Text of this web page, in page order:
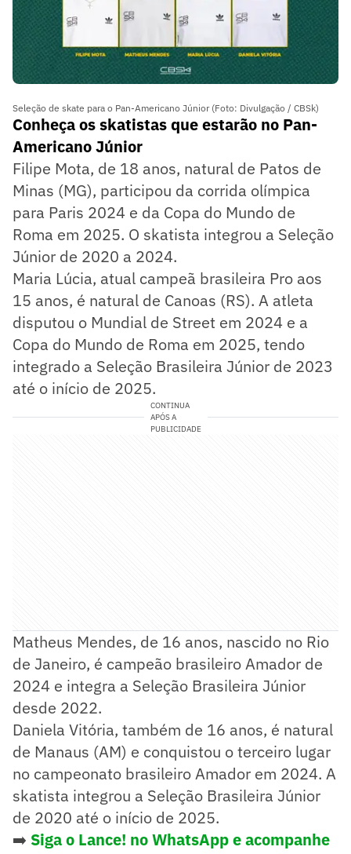
Seleção de skate para o Pan-Americano Júnior (Foto: Divulgação / CBSk)
Conheça os skatistas que estarão no Pan-
Americano Júnior
Filipe Mota, de 18 anos, natural de Patos de
Minas (MG), participou da corrida olímpica
para Paris 2024 e da Copa do Mundo de
Roma em 2025. O skatista integrou a Seleção
Júnior de 2020 a 2024.
Maria Lúcia, atual campeã brasileira Pro aos
15 anos, é natural de Canoas (RS). A atleta
disputou o Mundial de Street em 2024 e a
Copa do Mundo de Roma em 2025, tendo
integrado a Seleção Brasileira Júnior de 2023
até o início de 2025.
CONTINUA
APÓS A
PUBLICIDADE
Matheus Mendes, de 16 anos, nascido no Rio
de Janeiro, é campeão brasileiro Amador de
2024 e integra a Seleção Brasileira Júnior
desde 2022.
Daniela Vitória, também de 16 anos, é natural
de Manaus (AM) e conquistou o terceiro lugar
no campeonato brasileiro Amador em 2024. A
skatista integrou a Seleção Brasileira Júnior
de 2020 até o início de 2025.
➡️ Siga o Lance! no WhatsApp e acompanhe